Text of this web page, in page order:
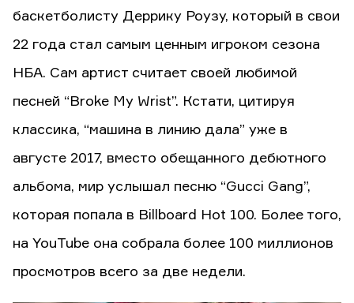
баскетболисту Деррику Роузу, который в свои
22 года стал самым ценным игроком сезона
НБА. Сам артист считает своей любимой
песней “Broke My Wrist”. Кстати, цитируя
классика, “машина в линию дала” уже в
августе 2017, вместо обещанного дебютного
альбома, мир услышал песню “Gucci Gang”,
которая попала в Billboard Hot 100. Более того,
на YouTube она собрала более 100 миллионов
просмотров всего за две недели.